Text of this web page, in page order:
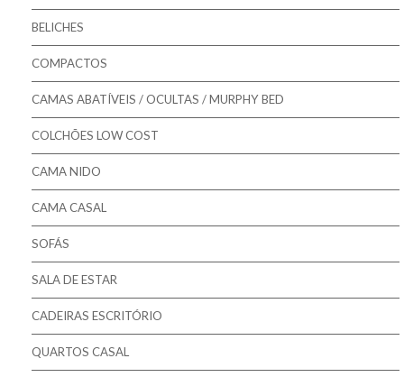
Bestbed - Sommiers
Mindol - Bases
BELICHES
COMPACTOS
CAMAS ABATÍVEIS / OCULTAS / MURPHY BED
COLCHÕES LOW COST
CAMA NIDO
CAMA CASAL
SOFÁS
SALA DE ESTAR
CADEIRAS ESCRITÓRIO
QUARTOS CASAL